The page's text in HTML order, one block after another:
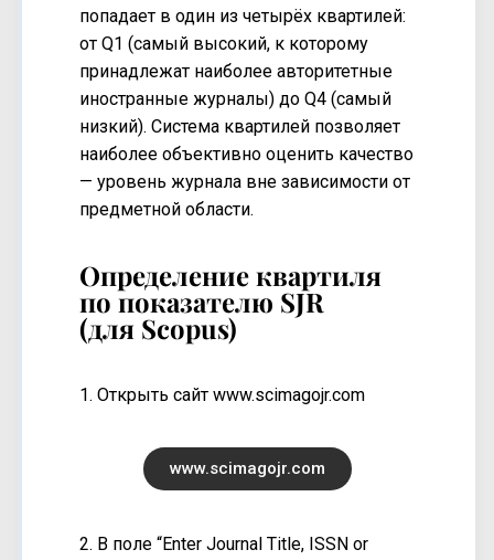
попадает в один из четырёх квартилей:
от Q1 (самый высокий, к которому
принадлежат наиболее авторитетные
иностранные журналы) до Q4 (самый
низкий). Система квартилей позволяет
наиболее объективно оценить качество
— уровень журнала вне зависимости от
предметной области.
Определение квартиля
по показателю SJR
(для Scopus)
1. Открыть сайт www.scimagojr.com
www.scimagojr.com
2. В поле “Enter Journal Title, ISSN or